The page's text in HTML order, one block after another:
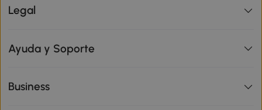
Legal
Ayuda y Soporte
Business